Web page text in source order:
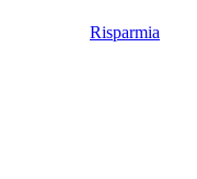
Risparmia